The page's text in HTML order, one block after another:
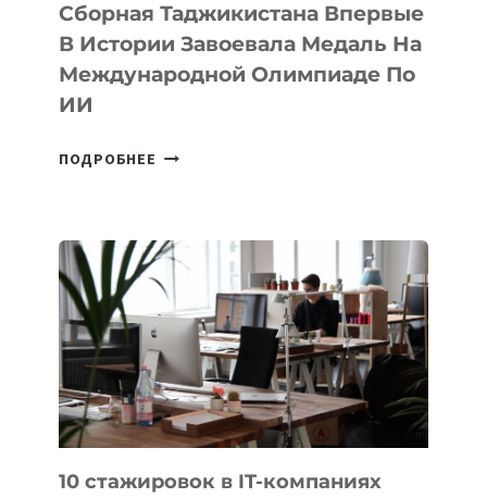
Сборная Таджикистана Впервые
В Истории Завоевала Медаль На
Международной Олимпиаде По
ИИ
ПОДРОБНЕЕ СБОРНАЯ
ИСТОРИИ
ЗАВОЕВАЛА
МЕДАЛЬ
НА
МЕЖДУНАРОДНОЙ
ОЛИМПИАДЕ
ПО
ИИ
10 стажировок в IT-компаниях